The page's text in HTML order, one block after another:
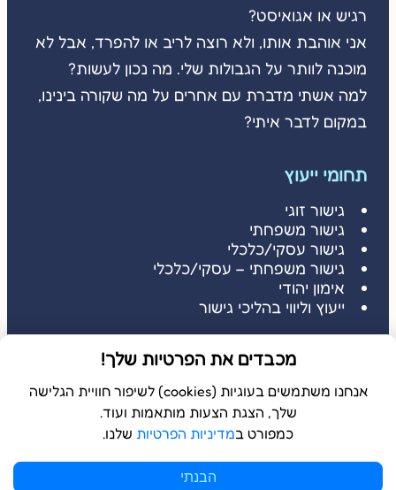
רגיש או אגואיסט?
אני אוהבת אותו, ולא רוצה לריב או להפרד, אבל לא
מוכנה לוותר על הגבולות שלי. מה נכון לעשות?
למה אשתי מדברת עם אחרים על מה שקורה בינינו,
במקום לדבר איתי?
תחומי ייעוץ
גישור זוגי
גישור משפחתי
גישור עסקי/כלכלי
גישור משפחתי – עסקי/כלכלי
אימון יהודי
ייעוץ וליווי בהליכי גישור
דברו איתי
דברו איתי: 052-3686485
שלחו הודעה: 052-3686485
מכבדים את הפרטיות שלך!
אנחנו משתמשים בעוגיות (cookies) לשיפור חוויית הגלישה
שלך, הצגת הצעות מותאמות ועוד.
כמפורט במדיניות הפרטיות שלנו.
הבנתי